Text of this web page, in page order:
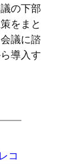
の下部
をまと
議に諮
導入す
コ